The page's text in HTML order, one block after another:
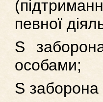
певної
S
особами;
S заборона